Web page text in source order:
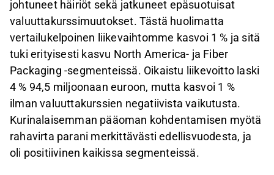
johtuneet häiriöt sekä jatkuneet epäsuotuisat
valuuttakurssimuutokset. Tästä huolimatta
vertailukelpoinen liikevaihtomme kasvoi 1 % ja sitä
tuki erityisesti kasvu North America- ja Fiber
Packaging -segmenteissä. Oikaistu liikevoitto laski
4 % 94,5 miljoonaan euroon, mutta kasvoi 1 %
ilman valuuttakurssien negatiivista vaikutusta.
Kurinalaisemman pääoman kohdentamisen myötä
rahavirta parani merkittävästi edellisvuodesta, ja
oli positiivinen kaikissa segmenteissä.